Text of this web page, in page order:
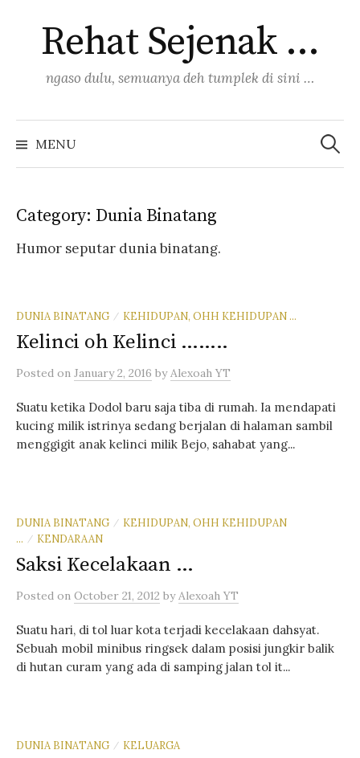
content
Rehat Sejenak …
ngaso dulu, semuanya deh tumplek di sini …
MENU
Search
for:
Category: Dunia Binatang
Humor seputar dunia binatang.
DUNIA BINATANG / KEHIDUPAN, OHH KEHIDUPAN ...
Kelinci oh Kelinci ……..
Posted on January 2, 2016 byAlexoah YT
Suatu ketika Dodol baru saja tiba di rumah. Ia mendapati
kucing milik istrinya sedang berjalan di halaman sambil
menggigit anak kelinci milik Bejo, sahabat yang...
DUNIA BINATANG / KEHIDUPAN, OHH KEHIDUPAN
...
/ KENDARAAN
Saksi Kecelakaan …
Posted on October 21, 2012 byAlexoah YT
Suatu hari, di tol luar kota terjadi kecelakaan dahsyat.
Sebuah mobil minibus ringsek dalam posisi jungkir balik
di hutan curam yang ada di samping jalan tol it...
DUNIA BINATANG / KELUARGA